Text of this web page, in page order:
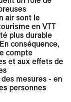
air sont le
en VTT
plus durable
conséquence,
compte
et aux effets de
mesures - en
personnes